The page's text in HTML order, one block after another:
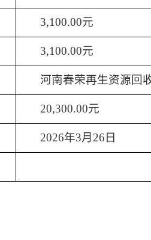
3,100.00元
3,100.00元
河南春荣再生资源回
20,300.00元
2026年3月 26 日